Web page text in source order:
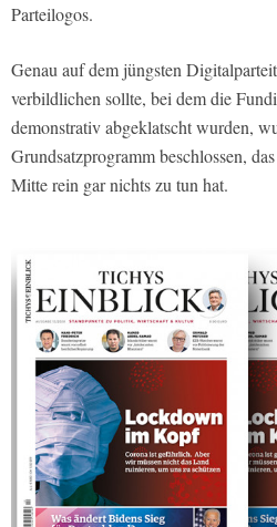
Parteilogos.
Genau auf dem jüngsten
verbildlichen sollte, bei dem die
demonstrativ abgeklatscht wurden,
Grundsatzprogramm beschlossen,
Mitte rein gar nichts zu tun hat.